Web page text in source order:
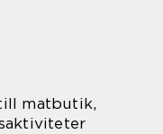
matbutik,